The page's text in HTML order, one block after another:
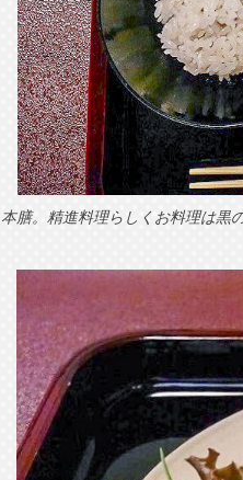
本膳。精進料理らしくお料理は黒